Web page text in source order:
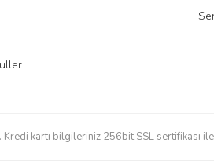
Kredi kartı bilgileriniz 256bit SSL sertifikası